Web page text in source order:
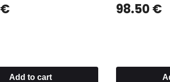
€
Add to cart
98.50€